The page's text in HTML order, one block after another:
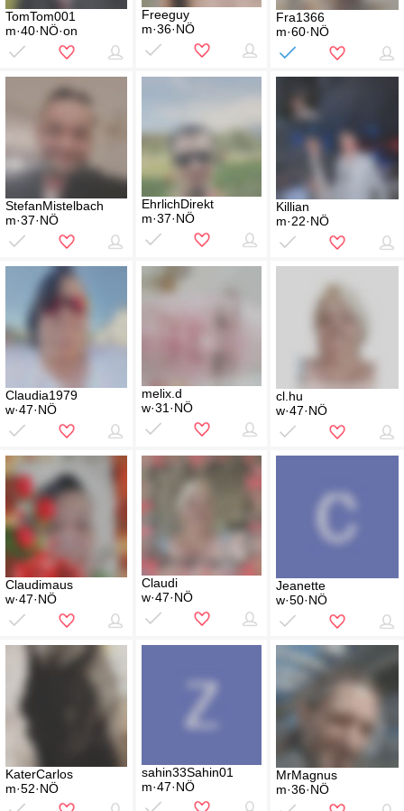
TomTom001
m·40·NÖ·on
Freeguy
m·36·NÖ
Fra1366
m·60·NÖ
StefanMistelbach
m·37·NÖ
EhrlichDirekt
m·37·NÖ
Killian
m·22·NÖ
Claudia1979
w·47·NÖ
melix.d
w·31·NÖ
cl.hu
w·47·NÖ
Claudimaus
w·47·NÖ
Claudi
w·47·NÖ
Jeanette
w·50·NÖ
KaterCarlos
m·52·NÖ
sahin33Sahin01
m·47·NÖ
MrMagnus
m·36·NÖ